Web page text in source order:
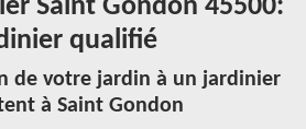
Saint Gondon 45500:
qualifié
de votre jardin à un jardinier
à Saint Gondon